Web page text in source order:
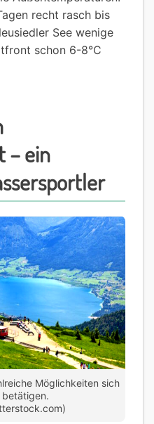
recht rasch bis
See wenige
schon 6-8°C
– ein
Möglichkeiten sich